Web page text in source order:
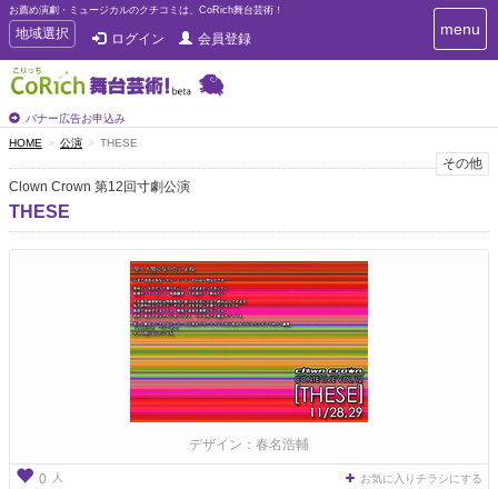
お薦め演劇・ミュージカルのクチコミは、CoRich舞台芸術！
T
o
g
g
e
n
a
v
i
g
地域選択 ログイン 会員登録
バナー広告お申込み
T
o
n
i
g
menu
HOME 公演 THESE
その他
Clown Crown 第12回寸劇公演
THESE
デザイン：春名浩輔
0 人 お気に入りチラシにする